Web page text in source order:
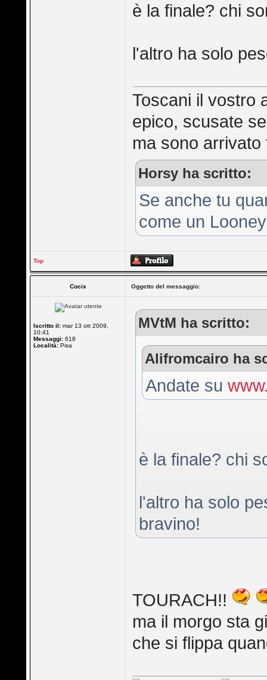
è la finale? chi
l'altro ha solo
Toscani il vostro
epico, scusate
ma sono arrivato
Horsy ha scritto:
Se anche tu
come un
Top
Cocix Oggetto del messaggio:
Iscritto il: mar 13 ott 2009,
10:41
Messaggi: 618
Località: Pisa
MVtM ha scritto:
Alifromcairo ha
Andate su
è la finale? chi
l'altro ha solo
bravino!
TOURACH!!
ma il morgo sta
che si flippa